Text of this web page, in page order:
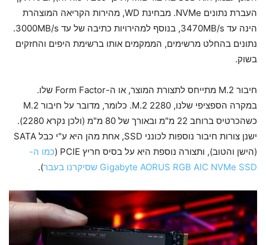
העברת נתונים NVMe. מבחינת WD, מהירות הקריאה המוצהרת
הינה עד 3470MB/s, בנוסף למהירויות כתיבה של עד 3000MB/s.
נתונים בהחלט מרשימים, הממקמים אותו ברשימת היפים והחזקים
בשוק.
חיבור M.2 מתייחס לתצורת המוצר, או ה-Form Factor שלו.
במקרה הספציפי שלנו, M.2 2280. כלומר, מדובר על חיבור M.2
כשהכרטיס ברוחב 22 מ"מ ובאורך של 80 מ"מ (ולכן נקרא 2280).
ישנן צורות חיבור נוספות לכונני SSD, אחת מהן היא ע"י כבל SATA
(הישן והטוב), ותצורה נוספת היא על בסיס חריץ PCIE (
כמו ה-
Gigabyte AORUS RGB AIC NVMe SSD שסיקרנו בעבר
).